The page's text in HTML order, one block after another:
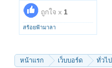
ถูกใจ x 1
สร้อยฟ้ามาลา
หน้าแรก เว็บบอร์ด ทั่วไป